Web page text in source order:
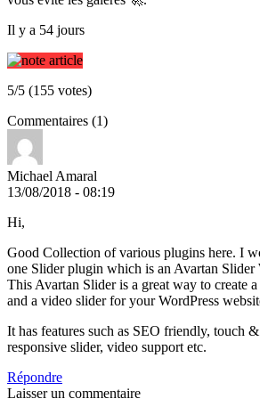
Il y a 54 jours
5/5 (155 votes)
Commentaires (1)
Michael Amaral
13/08/2018 - 08:19
Hi,
Good Collection of various plugins here. I
one Slider plugin which is an Avartan Slider
This Avartan Slider is a great way to create
and a video slider for your WordPress
It has features such as SEO friendly, touch
responsive slider, video support etc.
Répondre
Laisser un commentaire